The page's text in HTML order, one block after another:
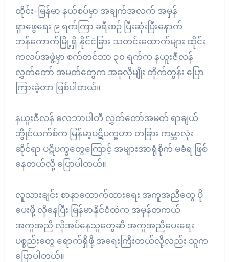
ထိုင်း-မြန်မာ နယ်စပ်မှာ အချက်အလက် အမှန်
ရှာဖွေရေး ၉ ရက်ကြာ ခရီးစဉ် ပြီးဆုံးပြီးနောက်
ဘန်ကောက်မြို့ရှိ နိုင်ငံခြား သတင်းထောက်များ ထိုင်း
ကလပ်အဖွဲ့မှာ စက်တင်ဘာ ၃၀ ရက်က နယူးဇီလန်
လွှတ်တော် အမတ်တွေက အခုလိုမျိုး တိုက်တွန်း ပြော
ကြားခဲ့တာ ဖြစ်ပါတယ်။
နယူးဇီလန် လေဘာပါတီ လွှတ်တော်အမတ် ရာချယ်
ဘွိုင်ယက်စ်က မြန်မာ့ပဋိပက္ခဟာ တခြား ကမ္ဘာလုံး
ဆိုင်ရာ ပဋိပက္ခတွေကြောင့် အများအာရုံစိုက် မခံရ ဖြစ်
နေတယ်လို့ ပြောပါတယ်။
လူသားချင်း စာနာထောက်ထားရေး အကူအညီတွေ ပို
ပေးဖို့ လိုနေပြီး မြန်မာနိုင်ငံထဲက အမှန်တကယ်
အကူအညီ လိုအပ်နေသူတွေဆီ အကူအညီပေးရေး
ပစ္စည်းတွေ ရောက်ရှိဖို့ အရေးကြီးတယ်လို့လည်း သူက
ပြောပါတယ်။